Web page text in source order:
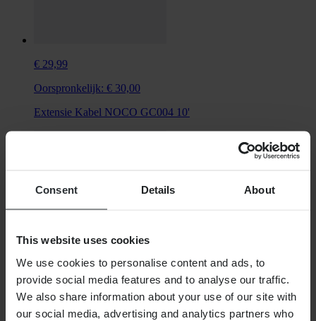
Consent Details About
This website uses cookies
We use cookies to personalise content and ads, to
provide social media features and to analyse our traffic.
We also share information about your use of our site with
our social media, advertising and analytics partners who
€ 29,99
Oorspronkelijk: € 30,00
Extensie Kabel NOCO GC004 10'
€ 54,99